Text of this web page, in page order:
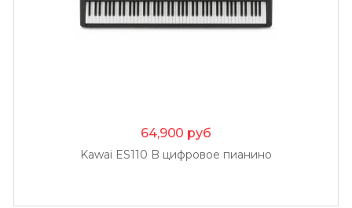
64,900 руб
Kawai ES110 B цифровое пианино